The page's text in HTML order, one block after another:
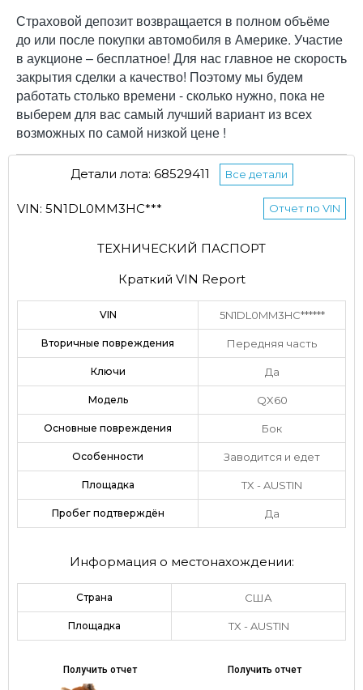
Страховой депозит возвращается в полном объёме
до или после покупки автомобиля в Америке. Участие
в аукционе – бесплатное! Для нас главное не скорость
закрытия сделки а качество! Поэтому мы будем
работать столько времени - сколько нужно, пока не
выберем для вас самый лучший вариант из всех
возможных по самой низкой цене !
Детали лота: 68529411 Все детали
VIN: 5N1DL0MM3HC*** Отчет по VIN
ТЕХНИЧЕСКИЙ ПАСПОРТ
Краткий VIN Report
VIN 5N1DL0MM3HC******
Вторичные повреждения Передняя часть
Ключи Да
Модель QX60
Основные повреждения Бок
Особенности Заводится и едет
Площадка TX - AUSTIN
Пробег подтверждён Да
Информация о местонахождении:
Страна США
Площадка TX - AUSTIN
Получить отчет Получить отчет